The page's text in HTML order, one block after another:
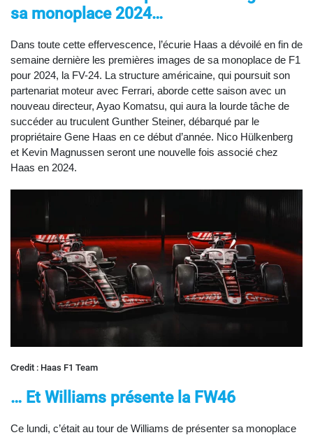
sa monoplace 2024…
Dans toute cette effervescence, l’écurie Haas a dévoilé en fin de
semaine dernière les premières images de sa monoplace de F1
pour 2024, la FV-24. La structure américaine, qui poursuit son
partenariat moteur avec Ferrari, aborde cette saison avec un
nouveau directeur, Ayao Komatsu, qui aura la lourde tâche de
succéder au truculent Gunther Steiner, débarqué par le
propriétaire Gene Haas en ce début d’année. Nico Hülkenberg
et Kevin Magnussen seront une nouvelle fois associé chez
Haas en 2024.
Credit : Haas F1 Team
… Et Williams présente la FW46
Ce lundi, c’était au tour de Williams de présenter sa monoplace